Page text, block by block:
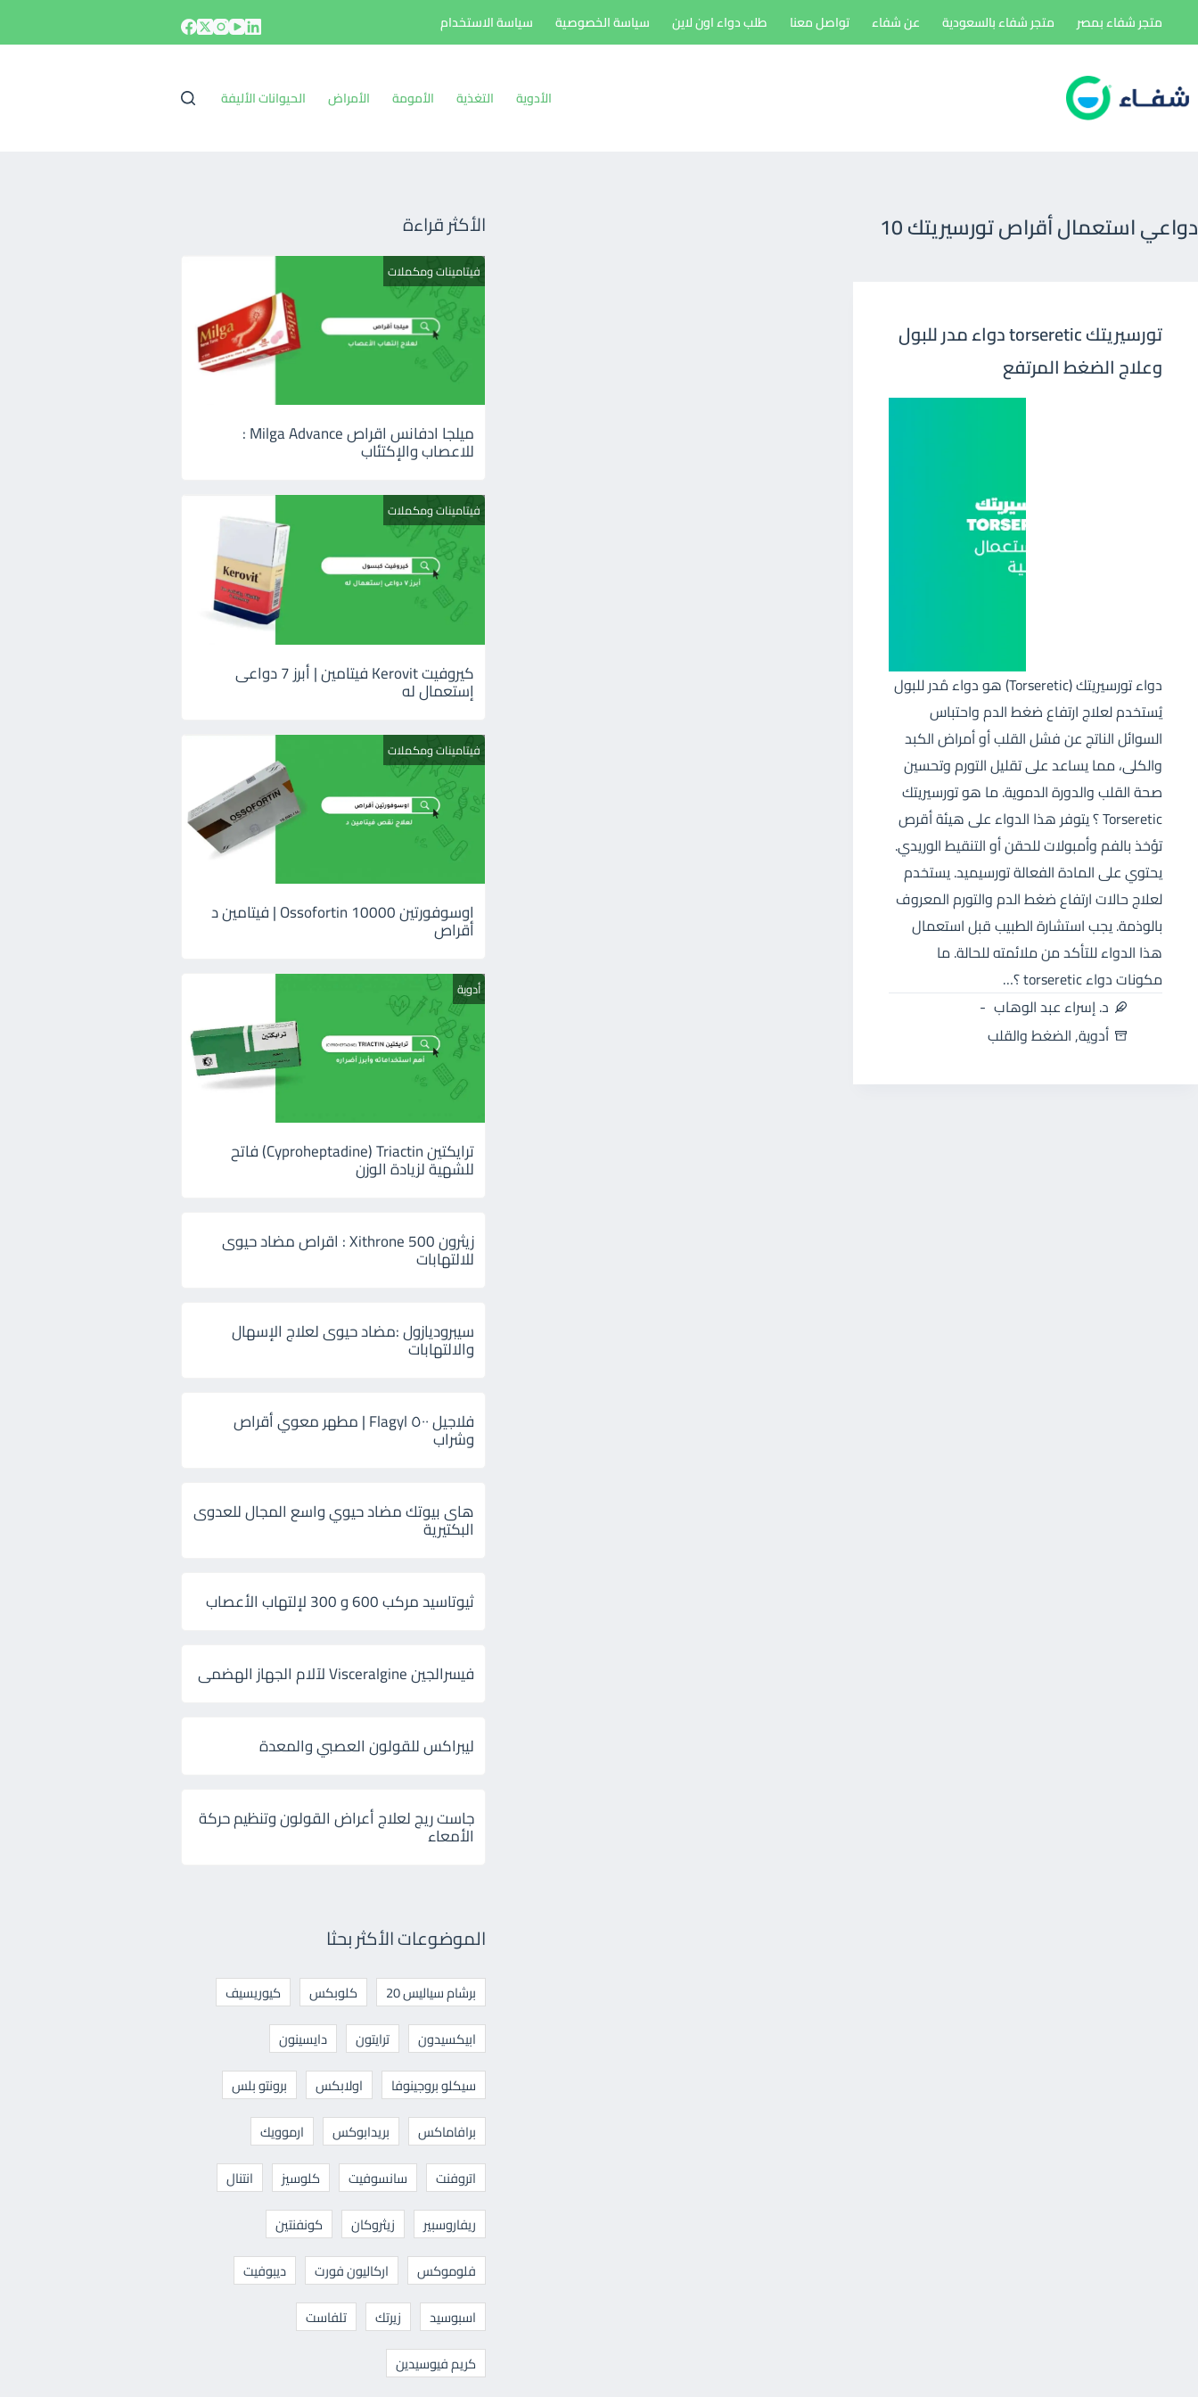
إلى
متجر شفاء بمصر متجر شفاء بالسعودية عن شفاء تواصل معنا طلب دواء اون لاين سياسة الخصوصية سياسة الاستخدام
الأدوية التغذية الأمومة الأمراض الحيوانات الأليفة
دواعي استعمال أقراص تورسيريتك 10
تورسيريتك torseretic دواء مدر للبول
وعلاج الضغط المرتفع
دواء تورسيريتك (Torseretic) هو دواء مُدر للبول
يُستخدم لعلاج ارتفاع ضغط الدم واحتباس
السوائل الناتج عن فشل القلب أو أمراض الكبد
والكلى، مما يساعد على تقليل التورم وتحسين
صحة القلب والدورة الدموية. ما هو تورسيريتك
Torseretic ؟ يتوفر هذا الدواء على هيئة أقرص
تؤخذ بالفم وأمبولات للحقن أو التنقيط الوريدي.
يحتوي على المادة الفعالة تورسيميد. يستخدم
لعلاج حالات ارتفاع ضغط الدم والتورم المعروف
بالوذمة. يجب استشارة الطبيب قبل استعمال
هذا الدواء للتأكد من ملائمته للحالة. ما
مكونات دواء torseretic ؟…
د. إسراء عبد الوهاب
أدوية,الضغط والقلب
الأكثر قراءة
فيتامينات ومكملات
ميلجا ادفانس اقراص Milga Advance :
للاعصاب والإكتئاب
فيتامينات ومكملات
كيروفيت Kerovit فيتامين | أبرز 7 دواعى
إستعمال له
فيتامينات ومكملات
اوسوفورتين 10000 Ossofortin | فيتامين د
أقراص
أدوية
ترايكتين Cyproheptadine) Triactin) فاتح
للشهية لزيادة الوزن
زيثرون 500 Xithrone : اقراص مضاد حيوى
للالتهابات
سيبروديازول :مضاد حيوى لعلاج الإسهال
والالتهابات
فلاجيل ٥٠٠ Flagyl | مطهر معوي أقراص
وشراب
هاى بيوتك مضاد حيوي واسع المجال للعدوى
البكتيرية
ثيوتاسيد مركب 600 و 300 لإلتهاب الأعصاب
فيسرالجين Visceralgine لآلام الجهاز الهضمى
ليبراكس للقولون العصبي والمعدة
جاست ريج لعلاج أعراض القولون وتنظيم حركة
الأمعاء
الموضوعات الأكثر بحثا
برشام سياليس 20 كلوبكس
كيوريسيف
ابيكسيدون
ترايتون
دايسينون
سيكلو بروجينوفا
اولابكس
برونتو بلس
برافاماكس
بريدابوكس
ارموويك
اتروفنت
سانسوفيت كلوسيز
انتنال
ريفاروسبير
زيثروكان
كونفنتين
فلوموكس
اركاليون فورت
ديبوفيت
اسبوسيد
زيرتك
تلفاست
كريم فيوسيدين